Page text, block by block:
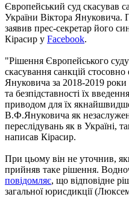
Європейський суд скасував
України Віктора Януковича.
заявив прес-секретар його
Кірасир у Facebook.
"Рішення Європейського
скасування санкцій
Януковича за 2018-2019 роки
та безпідставності їх
приводом для їх
В.Ф.Януковича як
переслідувань як в Україні,
написав Кірасир.
При цьому він не уточнив,
прийняв таке рішення.
повідомляє, що відповідне
загальної юрисдикції